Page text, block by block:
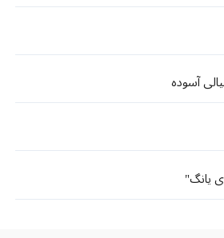
آسوده
یانگ"